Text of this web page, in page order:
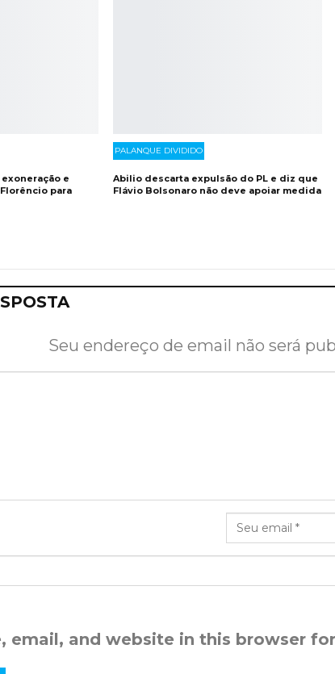
e
para
PALANQUE DIVIDIDO
Abilio descarta expulsão do PL e diz que
Flávio Bolsonaro não deve apoiar medida
Seu endereço de email não será
email, and website in this browser